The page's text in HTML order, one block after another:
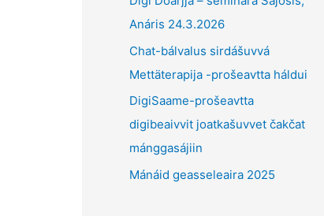
Anáris 24.3.2026
Chat-bálvalus sirdášuvvá
Mettäterapija -prošeavtta háldui
DigiSaame-prošeavtta
digibeaivvit joatkašuvvet čakčat
mánggasájiin
Mánáid geasseleaira 2025